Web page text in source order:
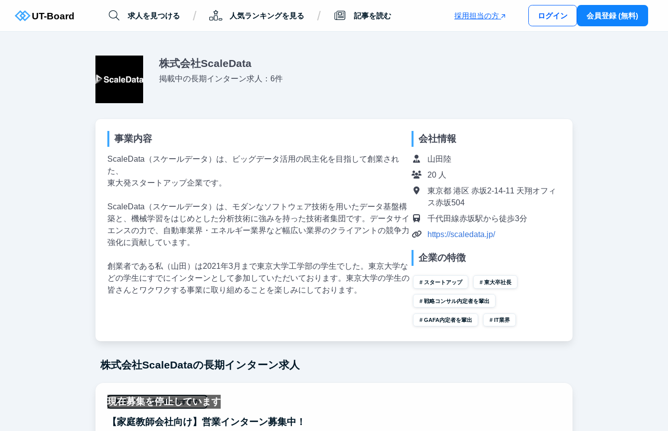
求人を見つける / 人気ランキングを見る / 記事を読む 採用担当の方 ログイン 会員登録 (無料)
株式会社ScaleData
掲載中の長期インターン求人：6件
事業内容
ScaleData（スケールデータ）は、ビッグデータ活用の民主化を目指して創業され
た、
東大発スタートアップ企業です。
ScaleData（スケールデータ）は、モダンなソフトウェア技術を用いたデータ基盤構
築と、機械学習をはじめとした分析技術に強みを持った技術者集団です。データサイ
エンスの力で、自動車業界・エネルギー業界など幅広い業界のクライアントの競争力
強化に貢献しています。
創業者である私（山田）は2021年3月まで東京大学工学部の学生でした。東京大学な
どの学生にすでにインターンとして参加していただいております。東京大学の学生の
皆さんとワクワクする事業に取り組めることを楽しみにしております。
会社情報
山田陸
20 人
東京都 港区 赤坂2-14-11 天翔オフィ
ス赤坂504
千代田線赤坂駅から徒歩3分
https://scaledata.jp/
企業の特徴
スタートアップ 東大卒社長
戦略コンサル内定者を輩出
GAFA内定者を輩出 IT業界
株式会社ScaleDataの長期インターン求人
現在募集を停止しています
戦略コンサル志望者におすすめ
【家庭教師会社向け】営業インターン募集中！